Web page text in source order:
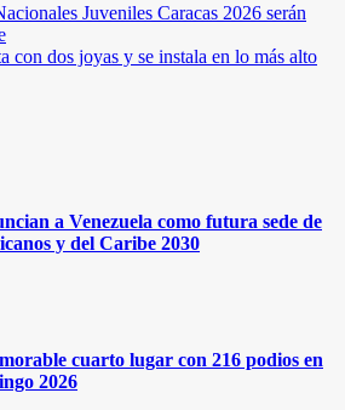
Juveniles Caracas 2026 serán
con dos joyas y se instala en lo más alto
a Venezuela como futura sede de
y del Caribe 2030
cuarto lugar con 216 podios en
2026